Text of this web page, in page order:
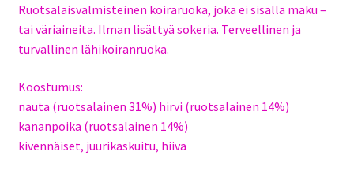
Ruotsalaisvalmisteinen koiraruoka, joka ei sisällä maku –
tai väriaineita. Ilman lisättyä sokeria. Terveellinen ja
turvallinen lähikoiranruoka.
Koostumus:
nauta (ruotsalainen 31%) hirvi (ruotsalainen 14%)
kananpoika (ruotsalainen 14%)
kivennäiset, juurikaskuitu, hiiva